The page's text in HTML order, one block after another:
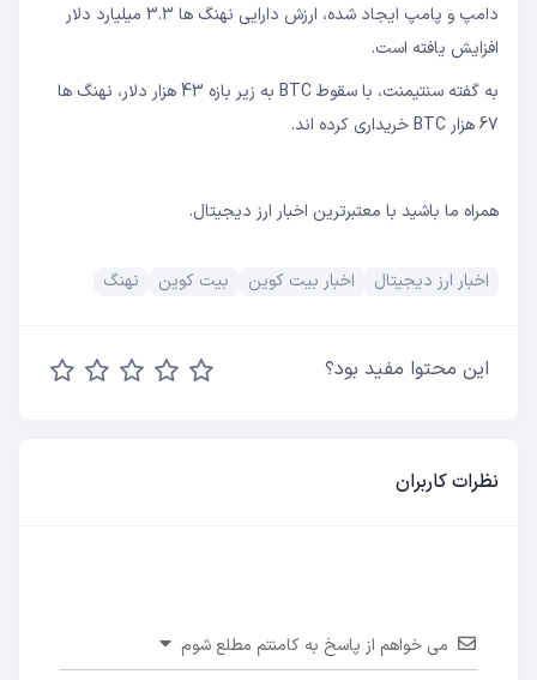
دامپ و پامپ ایجاد شده، ارزش دارایی نهنگ ها 3.3 میلیارد دلار
افزایش یافته است.
به گفته سنتیمنت، با سقوط BTC به زیر بازه 43 هزار دلار، نهنگ ها
67 هزار BTC خریداری کرده اند.
همراه ما باشید با معتبرترین اخبار ارز دیجیتال.
اخبار ارز دیجیتال اخبار بیت کوین بیت کوین نهنگ
این محتوا مفید بود؟
نظرات کاربران
می خواهم از پاسخ به کامنتم مطلع شوم